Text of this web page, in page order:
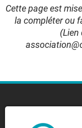
Cette page est
la compléter ou
(Lien